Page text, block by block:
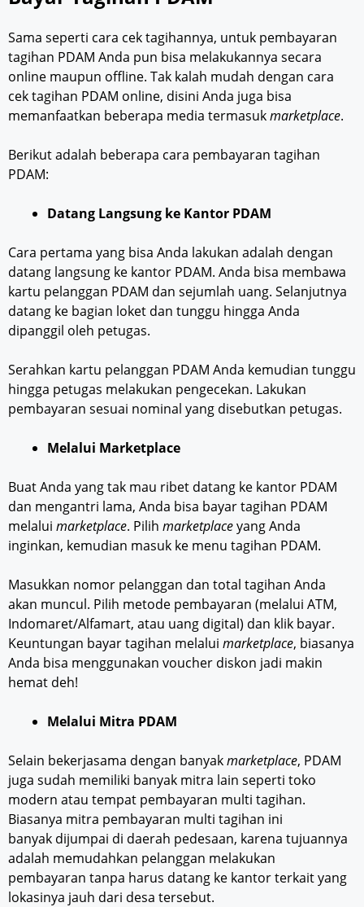
Sama seperti cara cek tagihannya, untuk pembayaran
tagihan PDAM Anda pun bisa melakukannya secara
online maupun offline. Tak kalah mudah dengan cara
cek tagihan PDAM online, disini Anda juga bisa
memanfaatkan beberapa media termasukmarketplace.
Berikut adalah beberapa cara pembayaran tagihan
PDAM:
Datang Langsung ke Kantor PDAM
Cara pertama yang bisa Anda lakukan adalah dengan
datang langsung ke kantor PDAM. Anda bisa membawa
kartu pelanggan PDAM dan sejumlah uang. Selanjutnya
datang ke bagian loket dan tunggu hingga Anda
dipanggil oleh petugas.
Serahkan kartu pelanggan PDAM Anda kemudian tunggu
hingga petugas melakukan pengecekan. Lakukan
pembayaran sesuai nominal yang disebutkan petugas.
Melalui Marketplace
Buat Anda yang tak mau ribet datang ke kantor PDAM
dan mengantri lama, Anda bisa bayar tagihan PDAM
melalui marketplace. Pilih marketplaceyang Anda
inginkan, kemudian masuk ke menu tagihan PDAM.
Masukkan nomor pelanggan dan total tagihan Anda
akan muncul. Pilih metode pembayaran (melalui ATM,
Indomaret/Alfamart, atau uang digital) dan klik bayar.
Keuntungan bayar tagihan melalui marketplace, biasanya
Anda bisa menggunakan voucher diskon jadi makin
hemat deh!
Melalui Mitra PDAM
Selain bekerjasama dengan banyakmarketplace, PDAM
juga sudah memiliki banyak mitra lain seperti toko
modern atau tempat pembayaran multi tagihan.
Biasanya mitra pembayaran multi tagihan ini
banyak dijumpai di daerah pedesaan, karena tujuannya
adalah memudahkan pelanggan melakukan
pembayaran tanpa harus datang ke kantor terkait yang
lokasinya jauh dari desa tersebut.